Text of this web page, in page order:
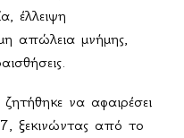
έλλειψη
απώλεια μνήμης,
να αφαιρέσει
ξεκινώντας από το